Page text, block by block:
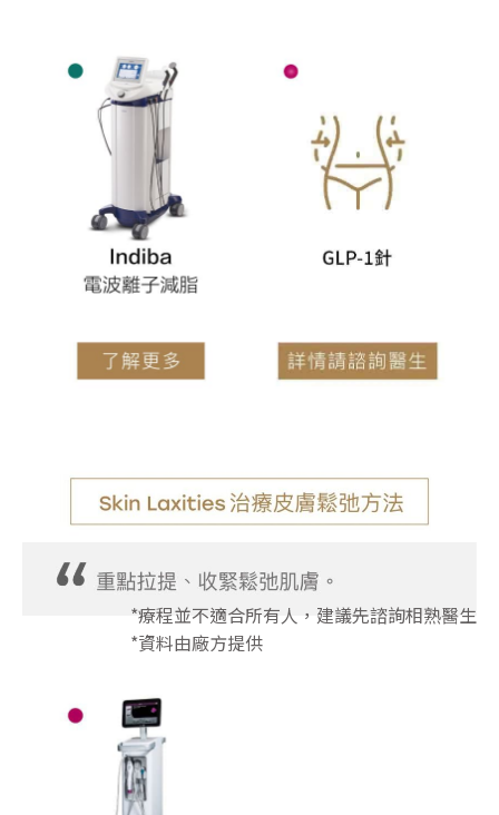
*療程並不適合所有人，建議先諮詢相熟醫生
*資料由廠方提供